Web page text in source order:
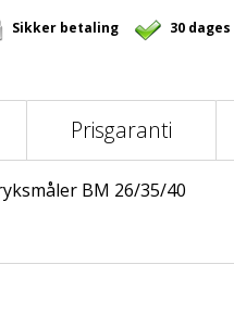
Sikker betaling 30
Prisgaranti
BM 26/35/40